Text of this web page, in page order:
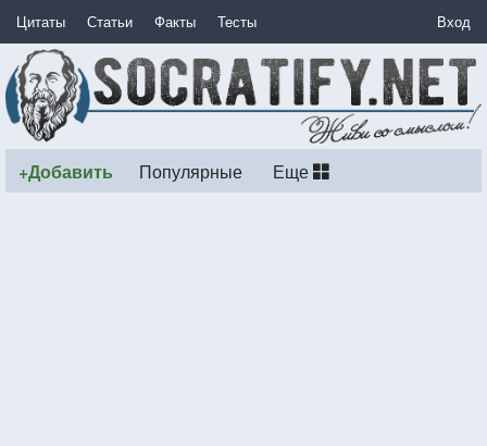
Цитаты Статьи Факты Тесты Вход
+Добавить Популярные Еще